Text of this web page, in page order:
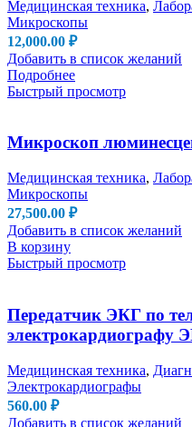
Медицинская техника,
Микроскопы
12,000.00 ₽
Добавить в список желаний
Подробнее
Быстрый просмотр
Микроскоп
Медицинская техника,
Микроскопы
27,500.00 ₽
Добавить в список желаний
В корзину
Быстрый просмотр
Передатчик ЭКГ по
электрокардиографу
Медицинская техника,
Электрокардиографы
560.00 ₽
Добавить в список желаний